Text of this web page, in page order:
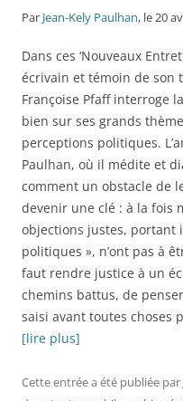
Par Jean-Kely Paulhan, le 20
Dans ces ‘Nouveaux
écrivain et témoin de son
Françoise Pfaff interroge
bien sur ses grands
perceptions politiques.
Paulhan, où il médite et
comment un obstacle de
devenir une clé : à la fois
objections justes, portant
politiques », n’ont pas à
faut rendre justice à un
chemins battus, de
saisi avant toutes choses
[lire plus]
Cette entrée a été publiée par